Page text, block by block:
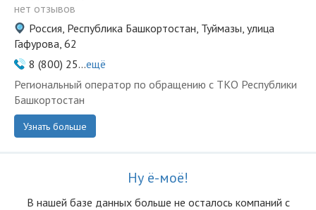
нет отзывов
Россия, Республика Башкортостан, Туймазы, улица
Гафурова, 62
8 (800) 25...ещё
Региональный оператор по обращению с ТКО Республики
Башкортостан
Узнать больше
Ну ё-моё!
В нашей базе данных больше не осталоcь компаний с